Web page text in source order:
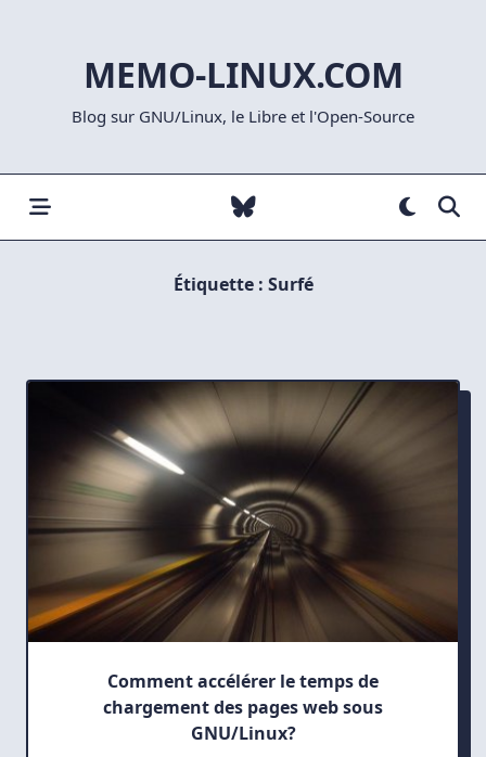
MEMO-LINUX.COM
Blog sur GNU/Linux, le Libre et l'Open-Source
Étiquette : Surfé
Comment accélérer le temps de
chargement des pages web sous
GNU/Linux?